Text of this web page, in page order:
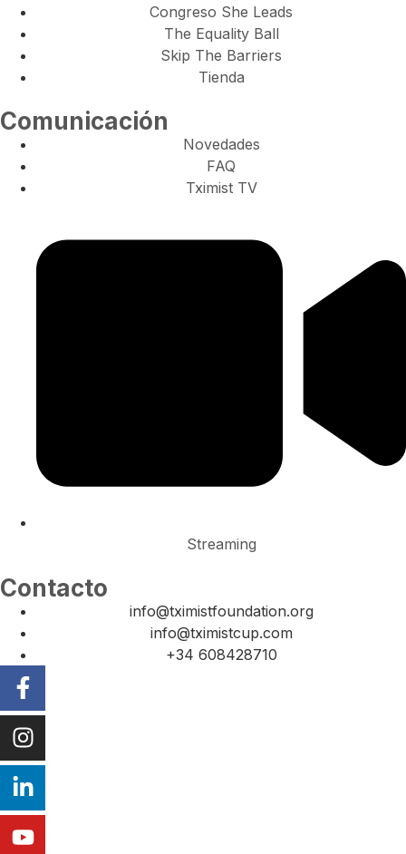
Congreso She Leads
The Equality Ball
Skip The Barriers
Tienda
Comunicación
Novedades
FAQ
Tximist TV
Streaming
Contacto
info@tximistfoundation.org
info@tximistcup.com
+34 608428710